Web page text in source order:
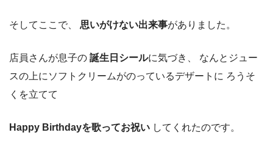
そしてここで、 思いがけない出来事がありました。
店員さんが息子の 誕生日シールに気づき、 なんとジュー
スの上にソフトクリームがのっているデザートに ろうそ
くを立てて
Happy Birthdayを歌ってお祝い してくれたのです。